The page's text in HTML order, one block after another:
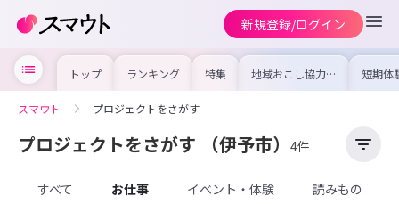
新規登録/ログイン
トップ ランキング 特集 地域おこし協力隊
の求人やイベント
を集めました！仕
けよう
短期体
り〜数
域を知
スマウト プロジェクトをさがす
プロジェクトをさがす （伊予市） 4件
すべて お仕事 イベント・体験 読みもの